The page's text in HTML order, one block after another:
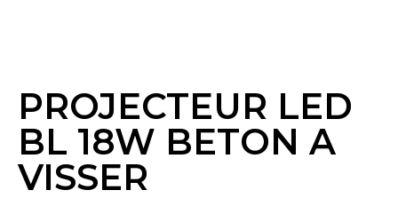
PROJECTEUR LED
BL 18W BETON A
VISSER